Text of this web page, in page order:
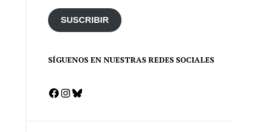
SUSCRIBIR
SÍGUENOS EN NUESTRAS REDES SOCIALES
Facebook
Instagram
Bluesky